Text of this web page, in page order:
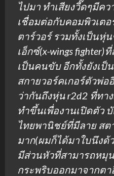
ไปมา ทำเสียงวี๊ดๆมีค
เชื่อมต่อกับคอมพิวเต
ตาร์วอร์ รวมทั้งเป็นหุ่
เอ็กซ์(x-wings fighter)
เป็นคนขับ อีกทั้งยังเ
สกายวอร์คเกอร์ตัวพ่อ
ว่ากันถึงหุ่น r2d2 ที่ทา
ทำขึ้นเพื่องานเปิดตัว
ไทยพานิชย์ที่มีลาย สต
มาก(ผมก็ได้มาใบนึงด้
มีส่วนหัวที่สามารถหมุ
กระพริบออกมาจากต